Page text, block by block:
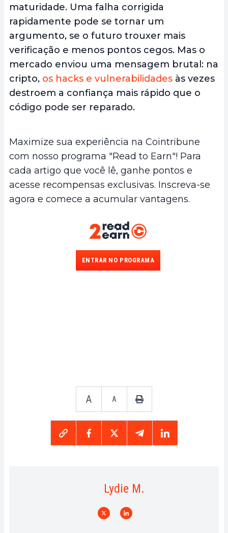
maturidade. Uma falha corrigida
rapidamente pode se tornar um
argumento, se o futuro trouxer mais
verificação e menos pontos cegos. Mas o
mercado enviou uma mensagem brutal: na
cripto, os hacks e vulnerabilidades às vezes
destroem a confiança mais rápido que o
código pode ser reparado.
Maximize sua experiência na Cointribune
com nosso programa "Read to Earn"! Para
cada artigo que você lê, ganhe pontos e
acesse recompensas exclusivas. Inscreva-se
agora e comece a acumular vantagens.
ENTRAR NO PROGRAMA
A A
Lydie M.